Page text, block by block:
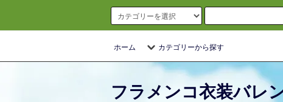
ホーム カテゴリーから探す
フラメンコ衣装バレ